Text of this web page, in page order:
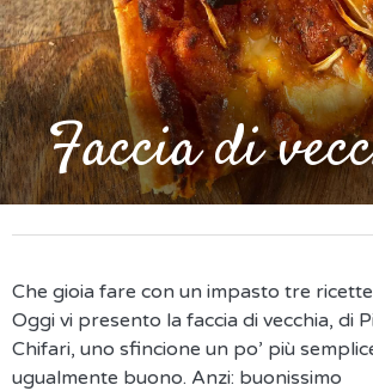
Faccia di
Che gioia fare con un impasto tre
Oggi vi presento la faccia di vecchia, di
Chifari, uno sfincione un po’ più
ugualmente buono. Anzi: buonissimo